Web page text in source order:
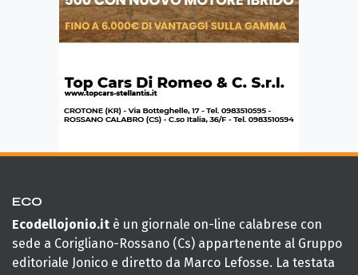
ECO
Ecodellojonio.it è un giornale on-line calabrese con
sede a Corigliano-Rossano (Cs) appartenente al Gruppo
editoriale Jonico e diretto da Marco Lefosse. La testata